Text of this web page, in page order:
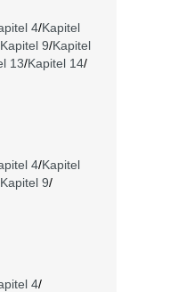
4/Kapitel
Kapitel 9/Kapitel
13/Kapitel 14/
4/Kapitel
Kapitel 9/
4/